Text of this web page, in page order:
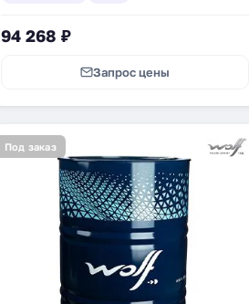
94 268 ₽
Запрос цены
Под заказ